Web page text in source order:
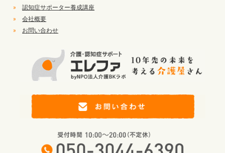
»
認知症サポーター養成講座
»
会社概要
»
お問い合わせ